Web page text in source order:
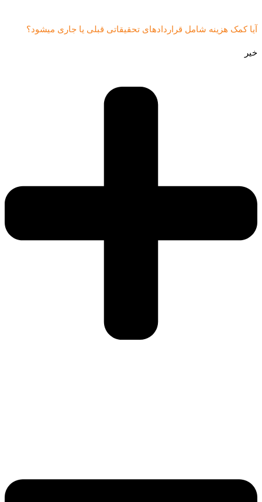
آیا کمک هزینه شامل قراردادهای تحقیقاتی قبلی یا جاری میشود؟
خیر